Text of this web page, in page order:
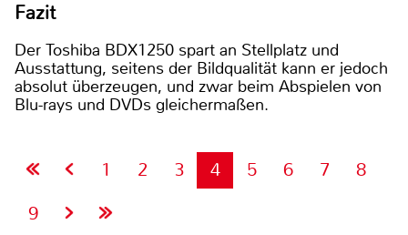
Fazit
Der Toshiba BDX1250 spart an Stellplatz und
Ausstattung, seitens der Bildqualität kann er jedoch
absolut überzeugen, und zwar beim Abspielen von
Blu-rays und DVDs gleichermaßen.
1 2 3 4 5 6 7
8
9